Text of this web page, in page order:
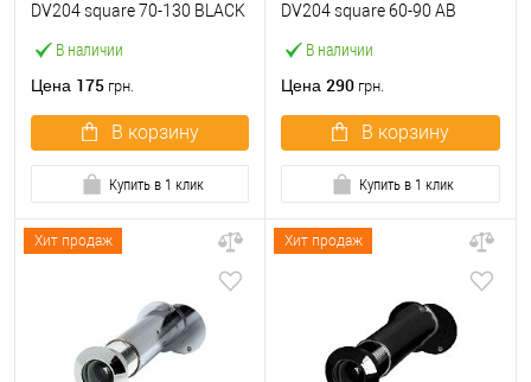
В наличии
DV204 square 70-130 BLACK
Цена 175 грн.
В корзину
Купить в 1 клик
В наличии
DV204 square 60-90 AB
Цена 290 грн.
В корзину
Купить в 1 клик
Хит продаж Хит продаж